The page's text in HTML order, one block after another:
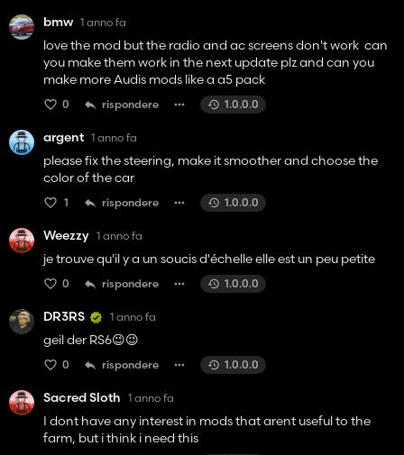
bmw 1 anno fa
love the mod but the radio and ac screens don't work can
you make them work in the next update plz and can you
make more Audis mods like a a5 pack
0 rispondere 1.0.0.0
argent 1 anno fa
please fix the steering, make it smoother and choose the
color of the car
1 rispondere 1.0.0.0
Weezzy 1 anno fa
je trouve qu'il y a un soucis d'échelle elle est un peu petite
0 rispondere 1.0.0.0
DR3RS 1 anno fa
geil der RS6😉😉
0 rispondere 1.0.0.0
Sacred Sloth 1 anno fa
I dont have any interest in mods that arent useful to the
farm, but i think i need this